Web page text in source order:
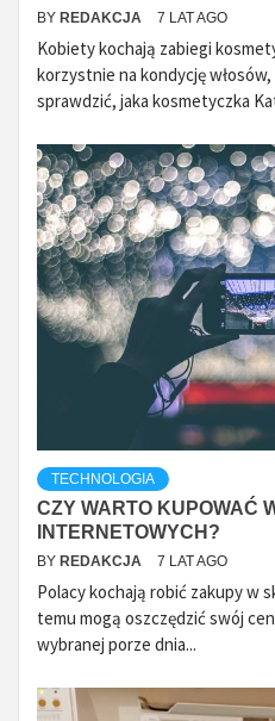
BY REDAKCJA 7 LAT AGO
Kobiety kochają zabiegi
korzystnie na kondycję
sprawdzić, jaka kosmetyczka
TECHNOLOGIA
CZY WARTO KUPOWAĆ
INTERNETOWYCH?
BY REDAKCJA 7 LAT AGO
Polacy kochają robić zakupy w
temu mogą oszczędzić swój
wybranej porze dnia...